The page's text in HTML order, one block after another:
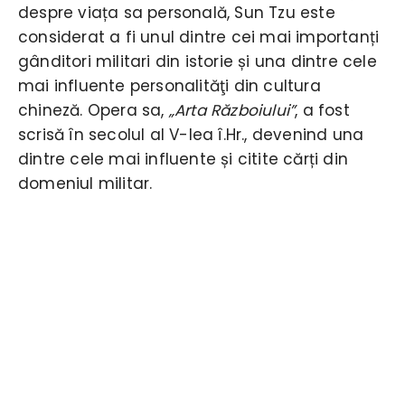
despre viața sa personală, Sun Tzu este
considerat a fi unul dintre cei mai importanți
gânditori militari din istorie și una dintre cele
mai influente personalităţi din cultura
chineză. Opera sa, „Arta Războiului”, a fost
scrisă în secolul al V-lea î.Hr., devenind una
dintre cele mai influente și citite cărți din
domeniul militar.